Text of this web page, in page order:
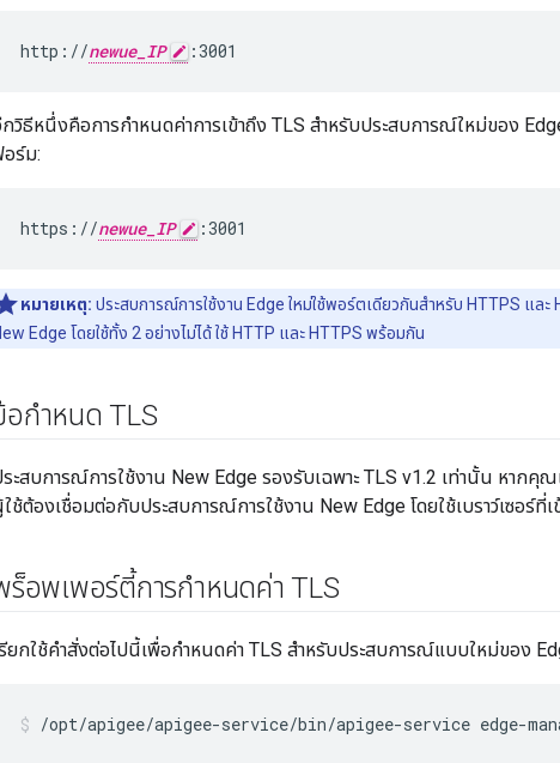
http://newue_IP :3001
วิธีหนึ่งคือการกำหนดค่าการเข้าถึง TLS สำหรับประสบการณ์ใหม่ของ
ร์ม:
https://newue_IP :3001
หมายเหตุ: ประสบการณ์การใช้งาน Edge ใหม่ใช้พอร์ตเดียวกันสำหรับ HTTPS แล
Edge โดยใช้ทั้ง 2 อย่างไม่ได้ ใช้ HTTP และ HTTPS พร้อมกัน
อกำหนด TLS
ะสบการณ์การใช้งาน New Edge รองรับเฉพาะ TLS v1.2 เท่านั้น หากคุ
ช้ต้องเชื่อมต่อกับประสบการณ์การใช้งาน New Edge โดยใช้เบราว์เซอร์ที่
ร็อพเพอร์ตี้การกำหนดค่า TLS
ยกใช้คำสั่งต่อไปนี้เพื่อกำหนดค่า TLS สำหรับประสบการณ์แบบใหม่ของ
/opt/apigee/apigee-service/bin/apigee-service edge-